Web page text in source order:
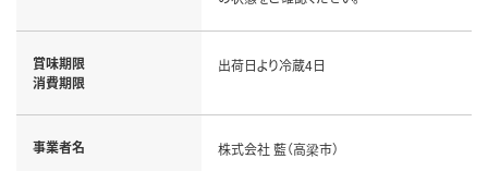
賞味期限
消費期限
出荷日より冷蔵4日
事業者名 株式会社 藍（高梁市）